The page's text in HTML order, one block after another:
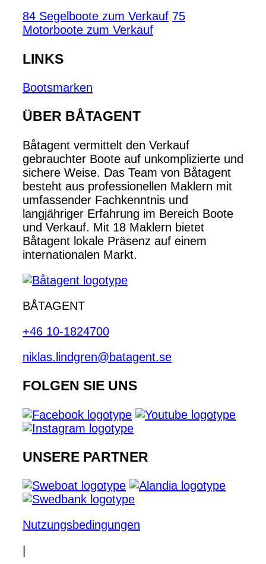
84 Segelboote zum Verkauf 75
Motorboote zum Verkauf
LINKS
Bootsmarken
ÜBER BÅTAGENT
Båtagent vermittelt den Verkauf
gebrauchter Boote auf unkomplizierte und
sichere Weise. Das Team von Båtagent
besteht aus professionellen Maklern mit
umfassender Fachkenntnis und
langjähriger Erfahrung im Bereich Boote
und Verkauf. Mit 18 Maklern bietet
Båtagent lokale Präsenz auf einem
internationalen Markt.
BÅTAGENT
+46 10-1824700
niklas.lindgren@batagent.se
FOLGEN SIE UNS
UNSERE PARTNER
Nutzungsbedingungen